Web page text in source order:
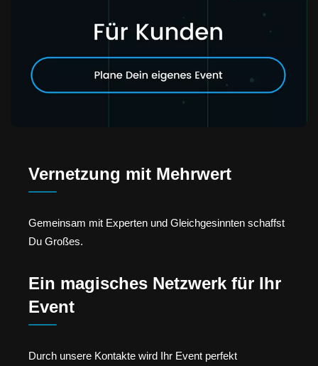
Vernetzung mit Mehrwert
Gemeinsam mit Experten und Gleichgesinnten schaffst
Du Großes.
Ein magisches Netzwerk für Ihr
Event
Durch unsere Kontakte wird Ihr Event perfekt